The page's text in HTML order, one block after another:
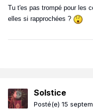
Tu t'es pas trompé pour les
elles si rapprochées ?
Solstice
Posté(e) 15